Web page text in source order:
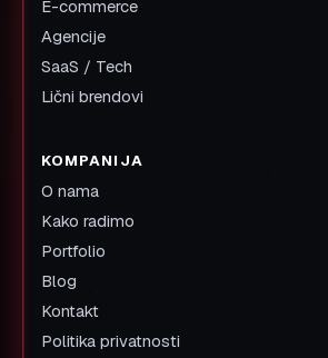
E-commerce
Agencije
SaaS / Tech
Lični brendovi
KOMPANIJA
O nama
Kako radimo
Portfolio
Blog
Kontakt
Politika privatnosti